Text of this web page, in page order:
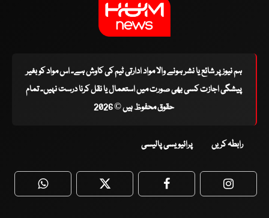
ہم نیوز پر شائع یا نشر ہونے والا مواد ادارتی ٹیم کی کاوش ہے۔ اس مواد کو بغیر
پیشگی اجازت کسی بھی صورت میں استعمال یا نقل کرنا درست نہیں۔ تمام
حقوق محفوظ ہیں © 2026
رابطہ کریں پرائیویسی پالیسی
WhatsApp Twitter Facebook